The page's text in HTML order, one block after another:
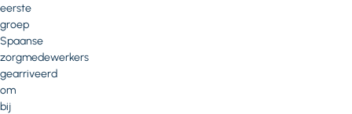
eerste
groep
Spaanse
zorgmedewerkers
gearriveerd
om
bij